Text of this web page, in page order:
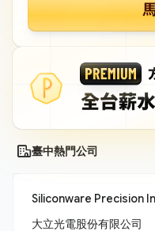
臺中熱門公司
大立光電股份有限公司